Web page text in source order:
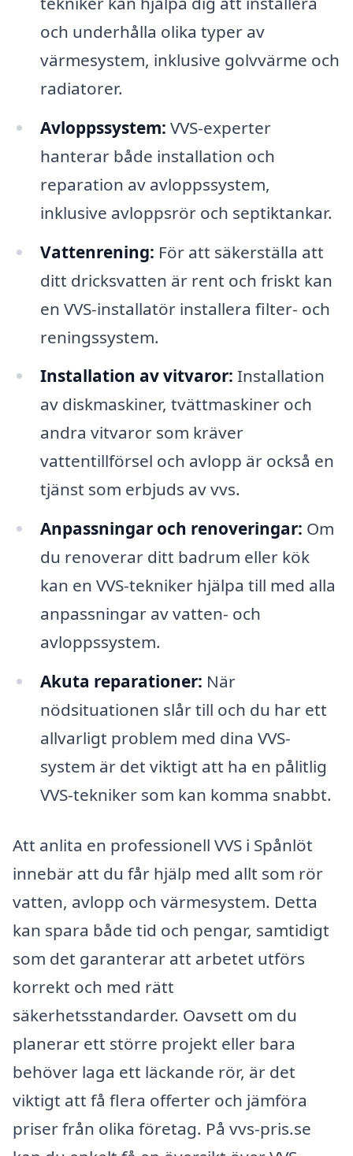
och underhålla olika typer av
värmesystem, inklusive golvvärme och
radiatorer.
Avloppssystem: VVS-experter
hanterar både installation och
reparation av avloppssystem,
inklusive avloppsrör och septiktankar.
Vattenrening: För att säkerställa att
ditt dricksvatten är rent och friskt kan
en VVS-installatör installera filter- och
reningssystem.
Installation av vitvaror: Installation
av diskmaskiner, tvättmaskiner och
andra vitvaror som kräver
vattentillförsel och avlopp är också en
tjänst som erbjuds av vvs.
Anpassningar och renoveringar: Om
du renoverar ditt badrum eller kök
kan en VVS-tekniker hjälpa till med alla
anpassningar av vatten- och
avloppssystem.
Akuta reparationer: När
nödsituationen slår till och du har ett
allvarligt problem med dina VVS-
system är det viktigt att ha en pålitlig
VVS-tekniker som kan komma snabbt.
Att anlita en professionell VVS i Spånlöt
innebär att du får hjälp med allt som rör
vatten, avlopp och värmesystem. Detta
kan spara både tid och pengar, samtidigt
som det garanterar att arbetet utförs
korrekt och med rätt
säkerhetsstandarder. Oavsett om du
planerar ett större projekt eller bara
behöver laga ett läckande rör, är det
viktigt att få flera offerter och jämföra
priser från olika företag. På vvs-pris.se